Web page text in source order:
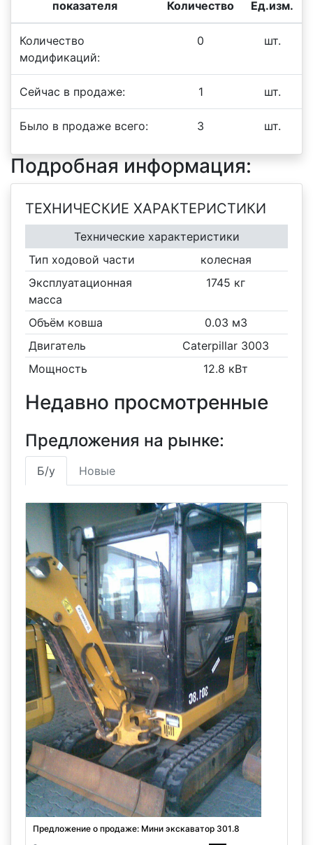
показателя
Количество Ед.изм.
Количество
модификаций:
0 шт.
Сейчас в продаже: 1 шт.
Было в продаже всего: 3 шт.
Подробная информация:
ТЕХНИЧЕСКИЕ ХАРАКТЕРИСТИКИ
Технические характеристики
Тип ходовой части
колесная
Эксплуатационная
масса
1745 кг
Объём ковша
0.03 м3
Двигатель
Caterpillar 3003
Мощность
12.8 кВт
Недавно просмотренные
Предложения на рынке:
Б/у Новые
Предложение о продаже: Мини экскаватор 301.8